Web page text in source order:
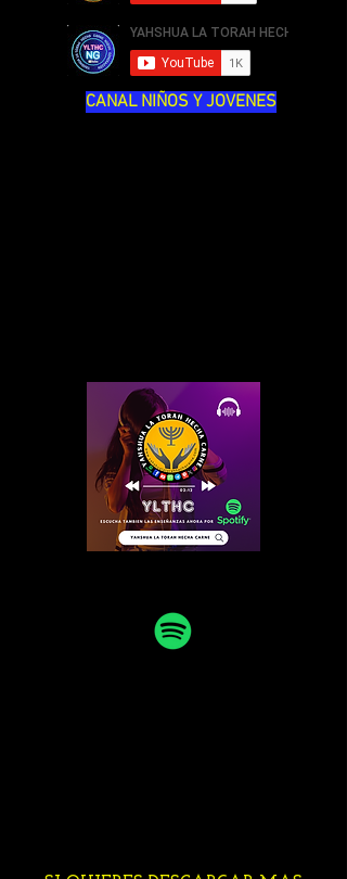
CANAL NIÑOS Y JOVENES